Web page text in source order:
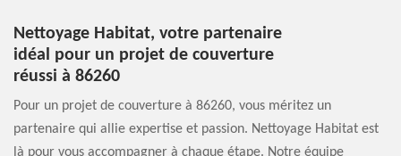
Nettoyage Habitat, votre partenaire
idéal pour un projet de couverture
réussi à 86260
Pour un projet de couverture à 86260, vous méritez un
partenaire qui allie expertise et passion. Nettoyage Habitat est
là pour vous accompagner à chaque étape. Notre équipe